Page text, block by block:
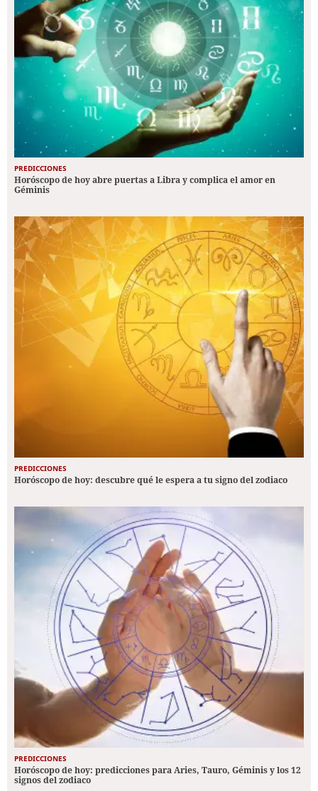
PREDICCIONES
Horóscopo de hoy abre puertas a Libra y complica el amor en
Géminis
PREDICCIONES
Horóscopo de hoy: descubre qué le espera a tu signo del zodiaco
PREDICCIONES
Horóscopo de hoy: predicciones para Aries, Tauro, Géminis y los 12
signos del zodiaco